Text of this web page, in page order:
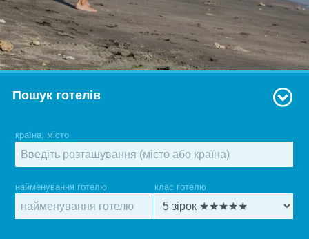
Пошук готелів
країна, місто
найменування готелю клас готелю